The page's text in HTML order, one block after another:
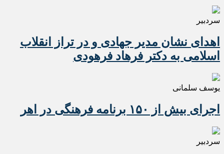
سردبیر
اهدای نشان مدیر جهادی و در تراز انقلاب
اسلامی به دکتر فرهاد فرهودی
یوسف سلمانی
اجرای بیش از ۱۵۰ برنامه فرهنگی در اهر
سردبیر